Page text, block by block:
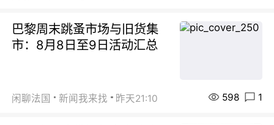
巴黎周末跳蚤市场与旧货集
市：8月8日至9日活动汇总
闲聊法国 新闻我来找 昨天21:10 598 1